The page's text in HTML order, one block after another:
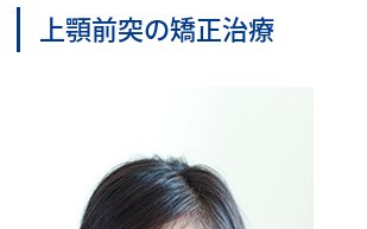
上顎前突の矯正治療